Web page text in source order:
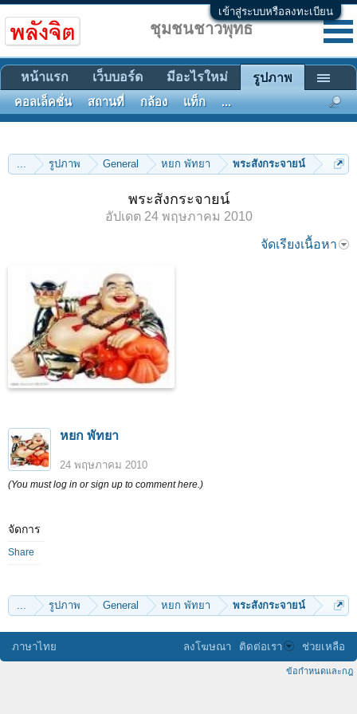
เข้าสู่ระบบหรือลงทะเบียน
... รูปภาพ General หยก พัทยา พระสังกระจายน์
พระสังกระจายน์
อัปเดต 24 พฤษภาคม 2010
จัดเรียงเนื้อหา
หยก พัทยา
24 พฤษภาคม 2010
(You must log in or sign up to comment here.)
จัดการ
Share
... รูปภาพ General หยก พัทยา พระสังกระจายน์
ชุมชนชาวพุทธ
หน้าแรก เว็บบอร์ด มีอะไรใหม่ รูปภาพ
คอลเล็คชั่น สถานที่ กล้อง แท็ก ...
ภาษาไทย ลงโฆษณา ติดต่อเรา ช่วยเหลือ
ข้อกำหนดและกฎ